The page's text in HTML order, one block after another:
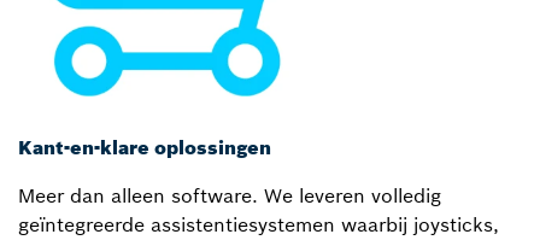
Kant-en-klare oplossingen
Meer dan alleen software. We leveren volledig
geïntegreerde assistentiesystemen waarbij joysticks,